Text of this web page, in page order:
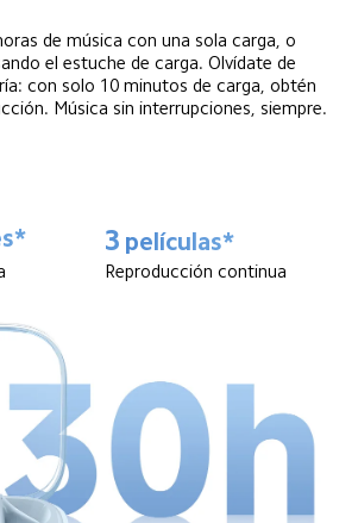
de música con una sola carga, o
el estuche de carga. Olvídate de
con solo 10 minutos de carga, obtén
Música sin interrupciones, siempre.
3 películas*
Reproducción continua